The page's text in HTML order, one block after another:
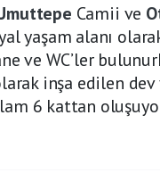
Camii ve
yaşam alanı
ve WC’ler
inşa edilen
6 kattan